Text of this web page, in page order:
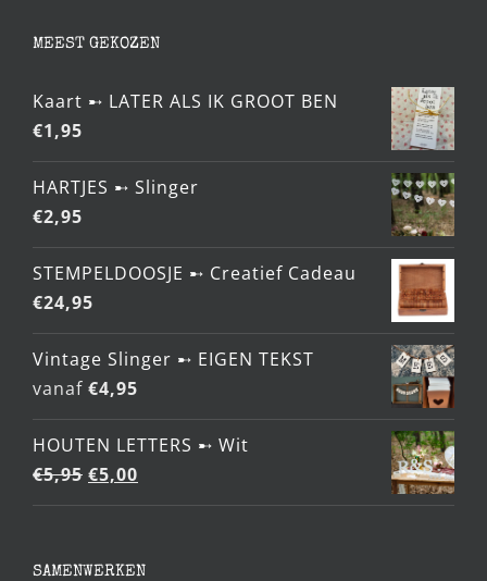
MEEST GEKOZEN
Kaart ➸ LATER ALS IK GROOT BEN
€1,95
HARTJES ➸ Slinger
€2,95
STEMPELDOOSJE ➸ Creatief Cadeau
€24,95
Vintage Slinger ➸ EIGEN TEKST
vanaf €4,95
HOUTEN LETTERS ➸ Wit
€5,95 Oorspronkelijke
prijs
€5,95.
€5,00
prijs
€5,00.
SAMENWERKEN